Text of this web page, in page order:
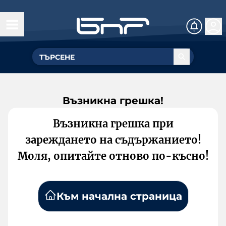
Възникна грешка!
Възникна грешка при
зареждането на съдържанието!
Моля, опитайте отново по-късно!
Към начална страница